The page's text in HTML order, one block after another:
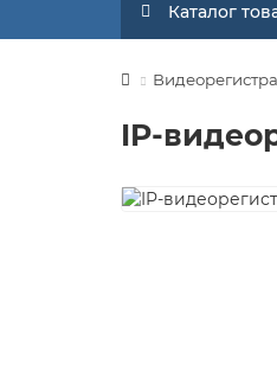
Каталог
IP-